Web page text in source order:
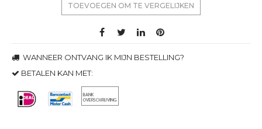
TOEVOEGEN OM TE VERGELIJKEN
WANNEER ONTVANG IK MIJN BESTELLING?
BETALEN KAN MET: